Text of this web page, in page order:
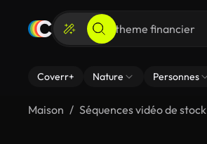
Coverr+ Nature Personnes
Maison Séquences vidéo de stock